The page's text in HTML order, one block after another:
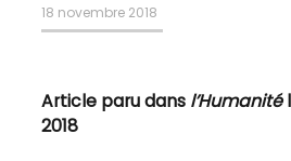
Publié
le
18 novembre 2018
Article paru dans l’Humanité
2018